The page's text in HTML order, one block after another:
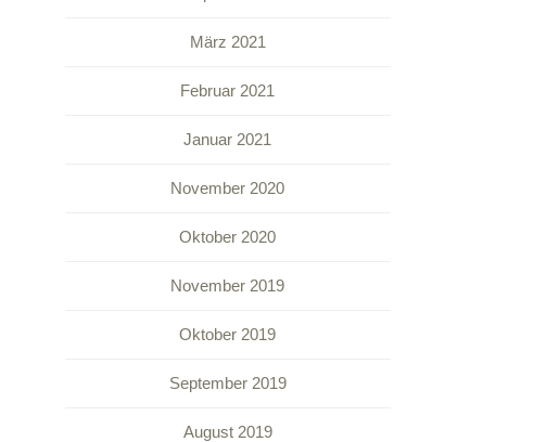
März 2021
Februar 2021
Januar 2021
November 2020
Oktober 2020
November 2019
Oktober 2019
September 2019
August 2019